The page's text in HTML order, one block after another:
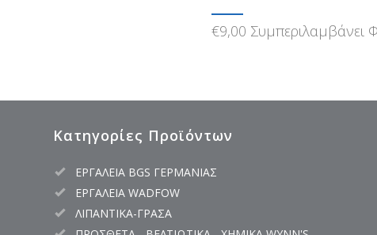
€9,00 Συμπεριλαμβάνει
Κατηγορίες Προϊόντων
ΕΡΓΑΛΕΙΑ BGS ΓΕΡΜΑΝΙΑΣ
ΕΡΓΑΛΕΙΑ WADFOW
ΛΙΠΑΝΤΙΚΑ-ΓΡΑΣΑ